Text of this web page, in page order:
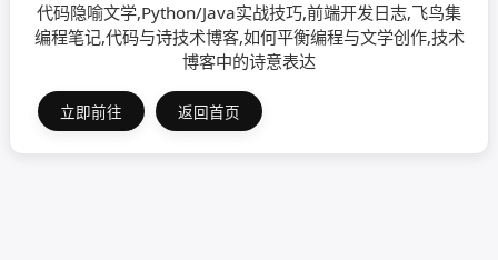
代码隐喻文学,Python/Java实战技巧,前端开发日志,​​飞鸟集
编程笔记​​,​​代码与诗技术博客​​,如何平衡编程与文学创作,技术
博客中的诗意表达
立即前往 返回首页